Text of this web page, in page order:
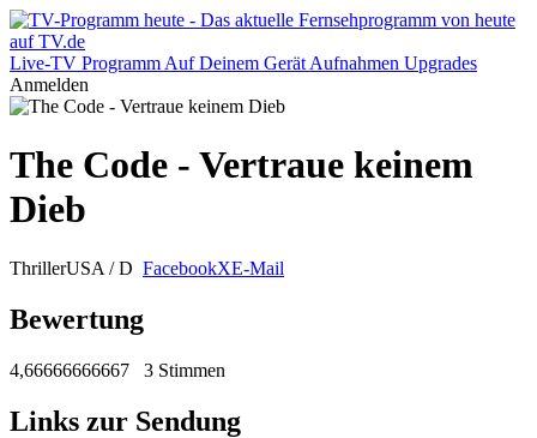
Live-TV Programm Auf Deinem Gerät Aufnahmen Upgrades
Anmelden
The Code - Vertraue keinem
Dieb
ThrillerUSA / D FacebookXE-Mail
Bewertung
4,66666666667 3 Stimmen
Links zur Sendung